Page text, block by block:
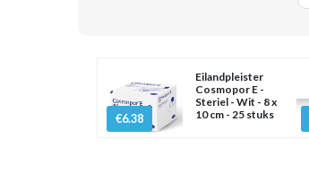
€6.38
Eilandpleister
Cosmopor E -
Steriel - Wit - 8 x
10 cm - 25 stuks